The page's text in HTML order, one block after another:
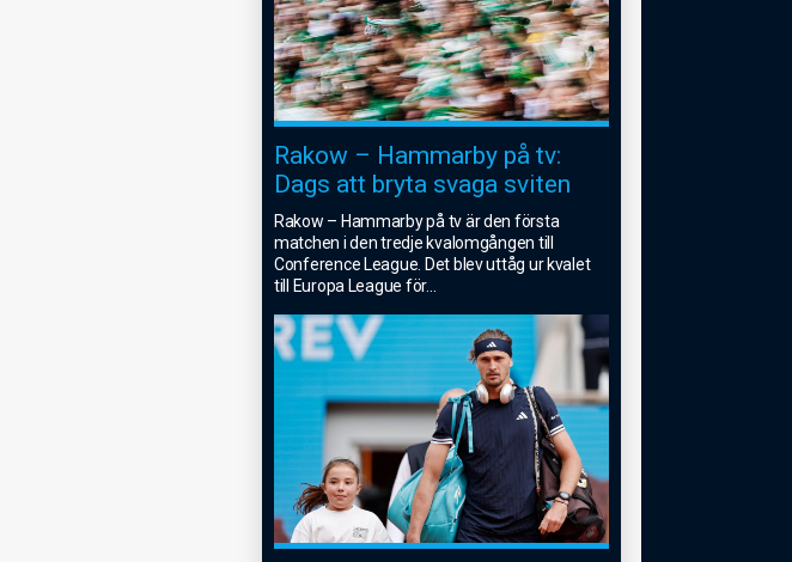
Rakow – Hammarby på tv:
Dags att bryta svaga sviten
Rakow – Hammarby på tv är den första
matchen i den tredje kvalomgången till
Conference League. Det blev uttåg ur kvalet
till Europa League för...